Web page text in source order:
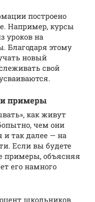
построено
Например, курсы
уроков на
Благодаря этому
новый
свой
и примеры
как живут
чем они
и так далее — на
Если вы будете
примеры, объясняя
его намного
школьников